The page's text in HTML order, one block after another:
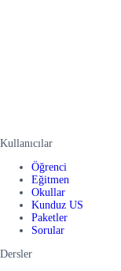
Kullanıcılar
Öğrenci
Eğitmen
Okullar
Kunduz US
Paketler
Sorular
Dersler